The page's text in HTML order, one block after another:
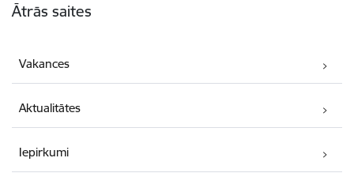
Ātrās saites
Vakances
Aktualitātes
Iepirkumi